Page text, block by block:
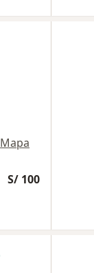
Mapa
S/ 100